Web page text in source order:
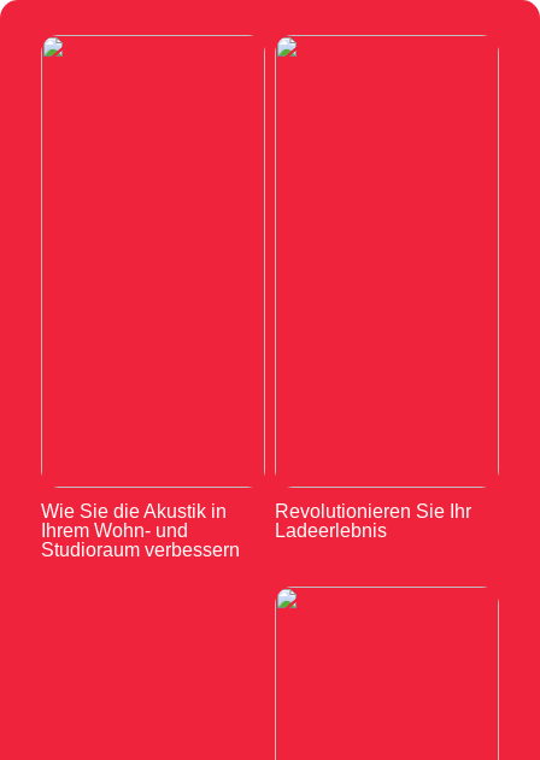
Wie Sie die Akustik in
Ihrem Wohn- und
Studioraum verbessern
Revolutionieren Sie Ihr
Ladeerlebnis